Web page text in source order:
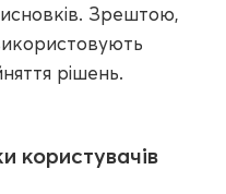
Зрештою,
рішень.
користувачів